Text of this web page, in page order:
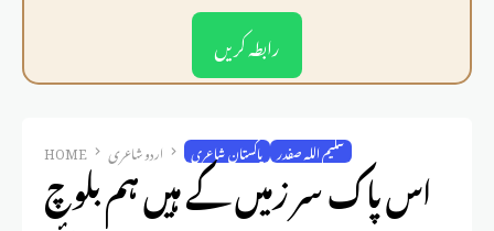
رابطہ کریں
HOME اردو شاعری پاکستان شاعری سلیم اللہ صفدر
اس پاک سر زمیں کے ہیں ہم بلوچ